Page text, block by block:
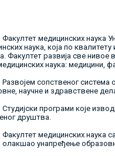
медицинских наука
наука, која по
Факултет развија све нивое
наука: медицини,
сопственог система
научне и здравствене
програми које изводи
друштва.
медицинских наука
олакшао унапређење